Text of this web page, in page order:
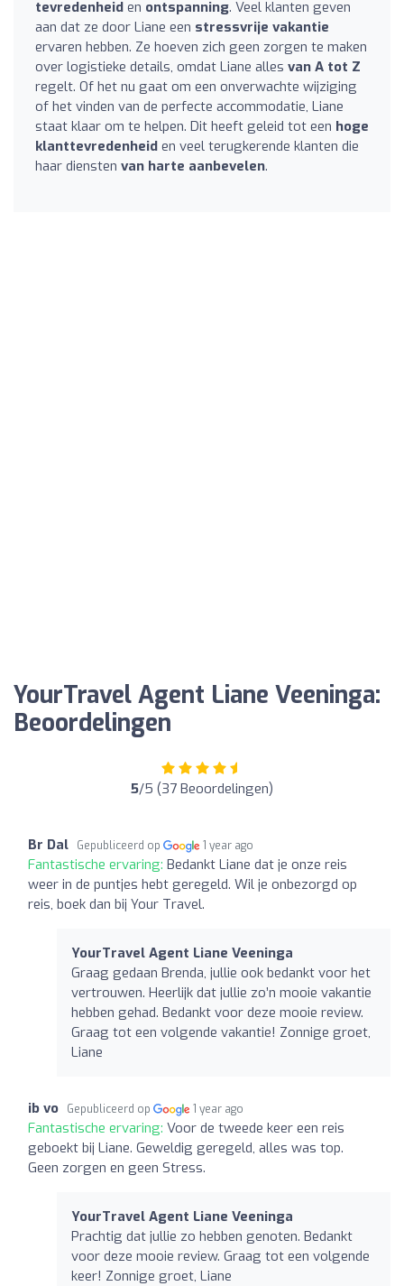
tevredenheid en ontspanning. Veel klanten geven
aan dat ze door Liane een stressvrije vakantie
ervaren hebben. Ze hoeven zich geen zorgen te maken
over logistieke details, omdat Liane alles van A tot Z
regelt. Of het nu gaat om een onverwachte wijziging
of het vinden van de perfecte accommodatie, Liane
staat klaar om te helpen. Dit heeft geleid tot een hoge
klanttevredenheid en veel terugkerende klanten die
haar diensten van harte aanbevelen.
YourTravel Agent Liane Veeninga:
Beoordelingen
5/5 (37 Beoordelingen)
Br Dal Gepubliceerd op 1 year ago
Fantastische ervaring: Bedankt Liane dat je onze reis
weer in de puntjes hebt geregeld. Wil je onbezorgd op
reis, boek dan bij Your Travel.
YourTravel Agent Liane Veeninga
Graag gedaan Brenda, jullie ook bedankt voor het
vertrouwen. Heerlijk dat jullie zo’n mooie vakantie
hebben gehad. Bedankt voor deze mooie review.
Graag tot een volgende vakantie! Zonnige groet,
Liane
ib vo Gepubliceerd op 1 year ago
Fantastische ervaring: Voor de tweede keer een reis
geboekt bij Liane. Geweldig geregeld, alles was top.
Geen zorgen en geen Stress.
YourTravel Agent Liane Veeninga
Prachtig dat jullie zo hebben genoten. Bedankt
voor deze mooie review. Graag tot een volgende
keer! Zonnige groet, Liane